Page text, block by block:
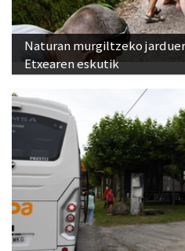
Naturan murgiltzeko
Etxearen eskutik